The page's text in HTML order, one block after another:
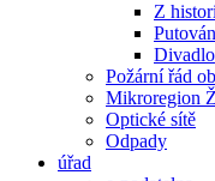
Z
Divadlo
Požární řád
Mikroregion
Optické sítě
Odpady
úřad